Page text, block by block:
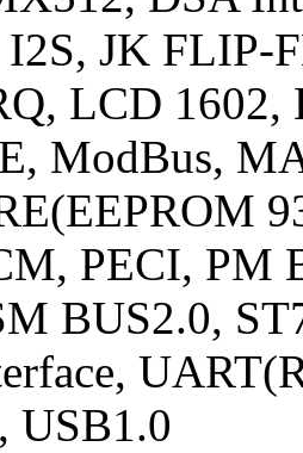
JK FLIP-
LCD
ModBus,
PECI, PM
BUS2.0,
USB1.0